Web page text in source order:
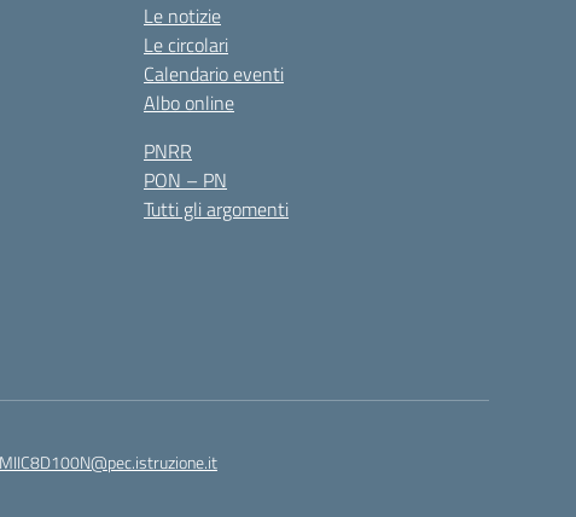
Le notizie
Le circolari
Calendario eventi
Albo online
PNRR
PON – PN
Tutti gli argomenti
MIIC8D100N@pec.istruzione.it